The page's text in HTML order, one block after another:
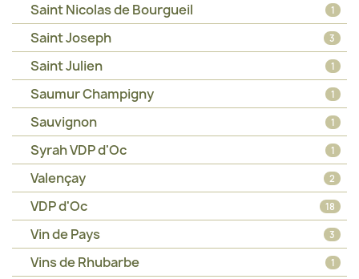
Saint Nicolas de Bourgueil 1
Saint Joseph 3
Saint Julien 1
Saumur Champigny 1
Sauvignon 1
Syrah VDP d'Oc 1
Valençay 2
VDP d'Oc 18
Vin de Pays 3
Vins de Rhubarbe 1